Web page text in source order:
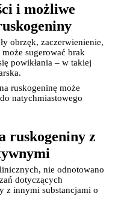
i możliwe
obrzęk, zaczerwienienie,
sugerować brak
powikłania – w takiej
ruskogeninę może
natychmiastowego
ruskogeniny z
nie odnotowano
dotyczących
z innymi substancjami o